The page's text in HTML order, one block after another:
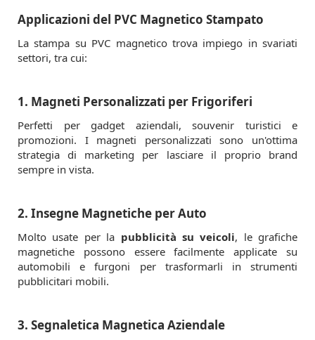
Applicazioni del PVC Magnetico Stampato
La stampa su PVC magnetico trova impiego in svariati
settori, tra cui:
1. Magneti Personalizzati per Frigoriferi
Perfetti per gadget aziendali, souvenir turistici e
promozioni. I magneti personalizzati sono un'ottima
strategia di marketing per lasciare il proprio brand
sempre in vista.
2. Insegne Magnetiche per Auto
Molto usate per la pubblicità su veicoli, le grafiche
magnetiche possono essere facilmente applicate su
automobili e furgoni per trasformarli in strumenti
pubblicitari mobili.
3. Segnaletica Magnetica Aziendale